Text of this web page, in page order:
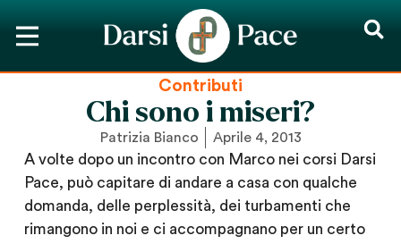
Contributi
Chi sono i miseri?
Patrizia Bianco Aprile 4, 2013
A volte dopo un incontro con Marco nei corsi Darsi
Pace, può capitare di andare a casa con qualche
domanda, delle perplessità, dei turbamenti che
rimangono in noi e ci accompagnano per un certo